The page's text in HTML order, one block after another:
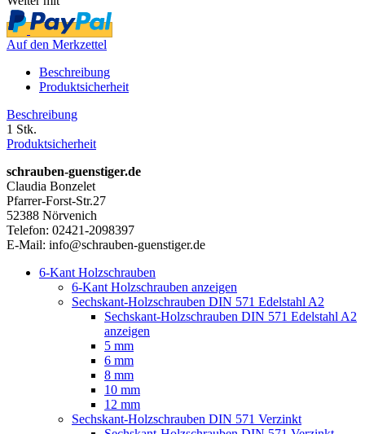
Auf den Merkzettel
Beschreibung
Produktsicherheit
Beschreibung
1 Stk.
Produktsicherheit
schrauben-guenstiger.de
Claudia Bonzelet
Pfarrer-Forst-Str.27
52388 Nörvenich
Telefon: 02421-2098397
E-Mail: info@schrauben-guenstiger.de
6-Kant Holzschrauben
6-Kant Holzschrauben anzeigen
Sechskant-Holzschrauben DIN 571 Edelstahl A2
Sechskant-Holzschrauben DIN 571 Edelstahl A2
anzeigen
5 mm
6 mm
8 mm
10 mm
12 mm
Sechskant-Holzschrauben DIN 571 Verzinkt